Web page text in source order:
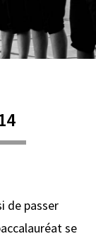
de passer
se